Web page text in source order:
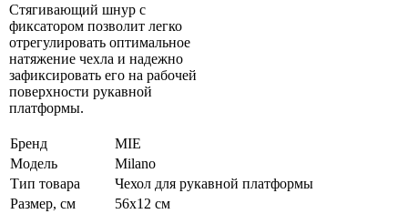
Стягивающий шнур с
фиксатором позволит легко
отрегулировать оптимальное
натяжение чехла и надежно
зафиксировать его на рабочей
поверхности рукавной
платформы.
Бренд
MIE
Модель
Milano
Тип товара
Чехол для рукавной платформы
Размер, см
56х12 см